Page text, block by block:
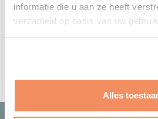
informatie die u aan ze heeft
verzameld op basis van uw
Alles
In bovenplaat,
bodemplaat
Technische tekening